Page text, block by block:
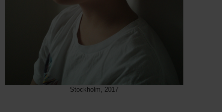
Stockholm, 2017